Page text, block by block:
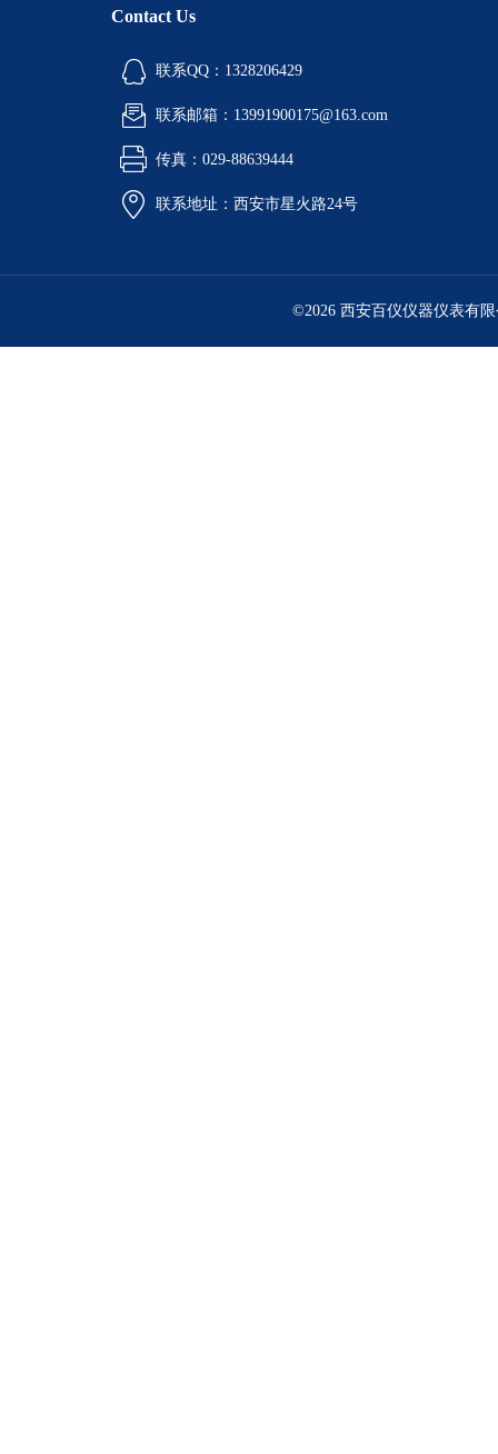
Contact Us
联系QQ：1328206429
联系邮箱：13991900175@163.com
传真：029-88639444
联系地址：西安市星火路24号
©2026 西安百仪仪器仪表有